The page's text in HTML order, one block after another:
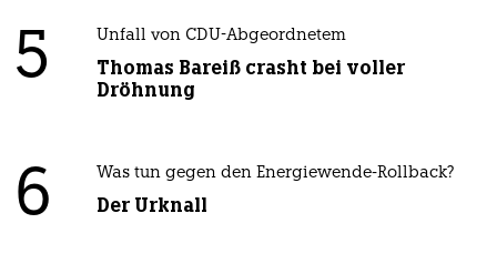
5 Unfall von CDU-Abgeordnetem
Thomas Bareiß crasht bei voller
Dröhnung
6 Was tun gegen den Energiewende-Rollback?
Der Urknall